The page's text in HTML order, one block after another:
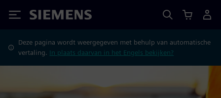
Siemens
Deze pagina wordt weergegeven met behulp van automatische
vertaling. In plaats daarvan in het Engels bekijken?